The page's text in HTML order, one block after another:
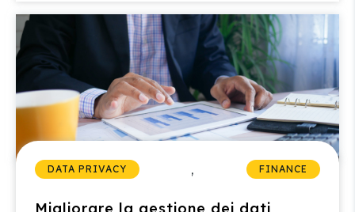
DATA PRIVACY , FINANCE